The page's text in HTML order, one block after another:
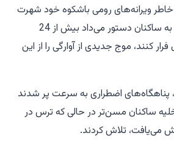
ویرانه‌های رومی باشکوه خود شهرت
دارد. هشدار تخلیه، که به ساکنان دستور می‌داد بیش از 24
کنند، موج جدیدی از آوارگی را از این
پناهگاه‌های اضطراری به سرعت پر شدند
ساکنان مسن‌تر در حالی که ترس در
می‌یافت، تلاش کردند.